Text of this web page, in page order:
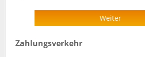
Weiter
Zahlungsverkehr